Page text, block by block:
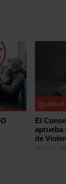
Igualdad
El
aprueba
de
16 JULIO,